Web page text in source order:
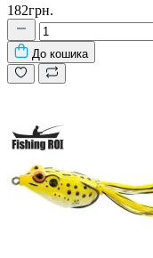
182грн.
До кошика